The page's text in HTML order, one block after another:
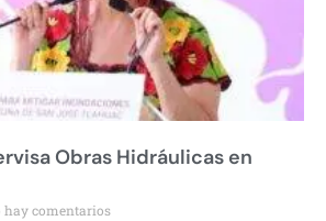
Obras Hidráulicas en
hay comentarios